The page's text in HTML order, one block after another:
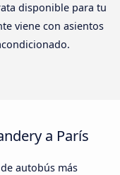
disponible para tu
viene con asientos
a París
autobús más